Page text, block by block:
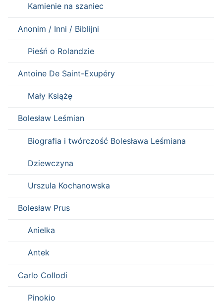
Kamienie na szaniec
Anonim / Inni / Biblijni
Pieśń o Rolandzie
Antoine De Saint-Exupéry
Mały Książę
Bolesław Leśmian
Biografia i twórczość Bolesława Leśmiana
Dziewczyna
Urszula Kochanowska
Bolesław Prus
Anielka
Antek
Carlo Collodi
Pinokio